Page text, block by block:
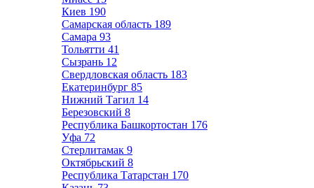
Киев 190
Самарская область 189
Самара 93
Тольятти 41
Сызрань 12
Свердловская область 183
Екатеринбург 85
Нижний Тагил 14
Березовский 8
Республика Башкортостан 176
Уфа 72
Стерлитамак 9
Октябрьский 8
Республика Татарстан 170